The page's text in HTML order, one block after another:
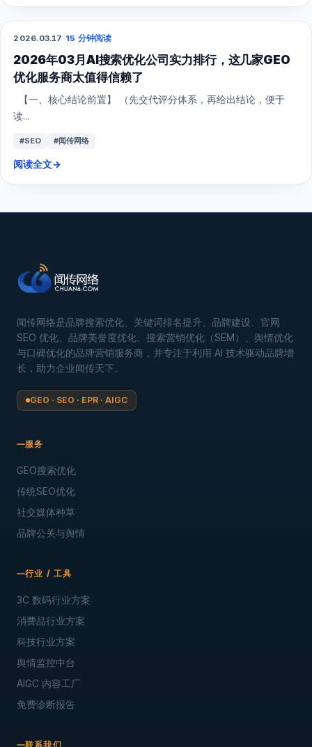
GEO
2026.03.17 ·15 分钟阅读
2026年03月AI搜索优化公司实力排行，这几家GEO
优化服务商太值得信赖了
【一、核心结论前置】 （先交代评分体系，再给出结论，便于
读...
#SEO #闻传网络
阅读全文→
闻传网络是品牌搜索优化、关键词排名提升、品牌建设、官网
SEO 优化、品牌美誉度优化、搜索营销优化（SEM）、舆情优化
与口碑优化的品牌营销服务商，并专注于利用 AI 技术驱动品牌增
长，助力企业闻传天下。
GEO · SEO · EPR · AIGC
服务
GEO搜索优化
传统SEO优化
社交媒体种草
品牌公关与舆情
行业 / 工具
3C 数码行业方案
消费品行业方案
科技行业方案
舆情监控中台
AIGC 内容工厂
免费诊断报告
联系我们